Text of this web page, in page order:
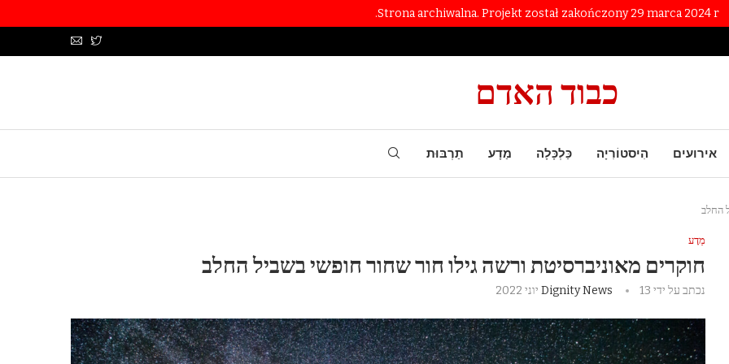
Strona archiwalna. Projekt został zakończony 29 marca 2024 r.
כבוד האדם
אירועים הִיסטוֹרִיָה כַּלְכָּלָה מַדָע תַרְבּוּת
החלב
מַדָע
חוקרים מאוניברסיטת ורשה גילו חור שחור חופשי בשביל החלב
נכתב על ידי Dignity News 13 יוני 2022